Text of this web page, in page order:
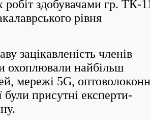
здобувачами гр. ТК-11
рівня
зацікавленість членів
охоплювали найбільш
мережі 5G,
були присутні експерти-